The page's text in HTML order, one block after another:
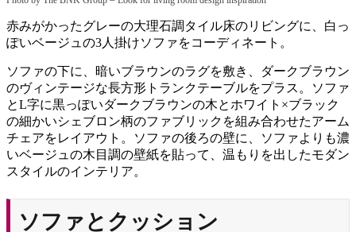
赤みがかったグレーの大理石調タイル床のリビングに、白っ
ぽいベージュの3人掛けソファをコーディネート。
ソファの下に、暗いブラウンのラグを敷き、ダークブラウン
のヴィンテージな長方形トランクテーブルをプラス。ソファ
とL字に黒っぽいダークブラウンの木とホワイト×ブラック
の細かいシェブロン柄のファブリックを組み合わせたアーム
チェアをレイアウト。ソファの後ろの壁に、ソファよりも濃
いベージュの木目調の壁紙を貼って、温もりを出したモダン
スタイルのインテリア。
ソファとクッション